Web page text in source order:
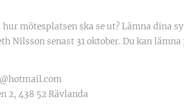
mötesplatsen ska se ut? Lämna dina
Nilsson senast 31 oktober. Du kan
2, 438 52 Rävlanda